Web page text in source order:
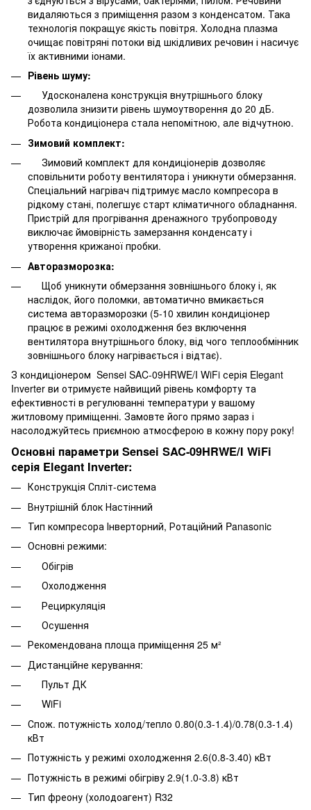
видаляються з приміщення разом з конденсатом. Така
технологія покращує якість повітря. Холодна плазма
очищає повітряні потоки від шкідливих речовин і насичує
їх активними іонами.
Рівень шуму:
Удосконалена конструкція внутрішнього блоку
дозволила знизити рівень шумоутворення до 20 дБ.
Робота кондиціонера стала непомітною, але відчутною.
Зимовий комплект:
Зимовий комплект для кондиціонерів дозволяє
сповільнити роботу вентилятора і уникнути обмерзання.
Спеціальний нагрівач підтримує масло компресора в
рідкому стані, полегшує старт кліматичного обладнання.
Пристрій для прогрівання дренажного трубопроводу
виключає ймовірність замерзання конденсату і
утворення крижаної пробки.
Авторазморозка:
Щоб уникнути обмерзання зовнішнього блоку і, як
наслідок, його поломки, автоматично вмикається
система авторазморозки (5-10 хвилин кондиціонер
працює в режимі охолодження без включення
вентилятора внутрішнього блоку, від чого теплообмінник
зовнішнього блоку нагрівається і відтає).
З кондиціонером Sensei SAC-09HRWE/I WiFi серія Elegant
Inverter ви отримуєте найвищий рівень комфорту та
ефективності в регулюванні температури у вашому
житловому приміщенні. Замовте його прямо зараз і
насолоджуйтесь приємною атмосферою в кожну пору року!
Основні параметри Sensei SAC-09HRWE/I WiFi
серія Elegant Inverter:
Конструкція Спліт-система
Внутрішній блок Настінний
Тип компресора Інверторний, Ротаційний Panasonic
Основні режими:
Обігрів
Охолодження
Рециркуляція
Осушення
Рекомендована площа приміщення 25 м²
Дистанційне керування:
Пульт ДК
WiFi
Спож. потужність холод/тепло 0.80(0.3-1.4)/0.78(0.3-1.4)
кВт
Потужність у режимі охолодження 2.6(0.8-3.40) кВт
Потужність в режимі обігріву 2.9(1.0-3.8) кВт
Тип фреону (холодоагент) R32